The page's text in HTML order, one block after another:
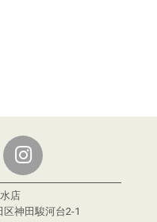
店
神田駿河台2-1